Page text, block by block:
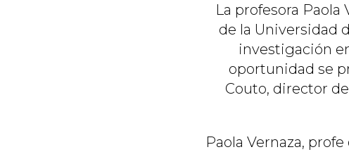
La profesora
de la Universidad
investigación
oportunidad se
Couto, director
Paola Vernaza,